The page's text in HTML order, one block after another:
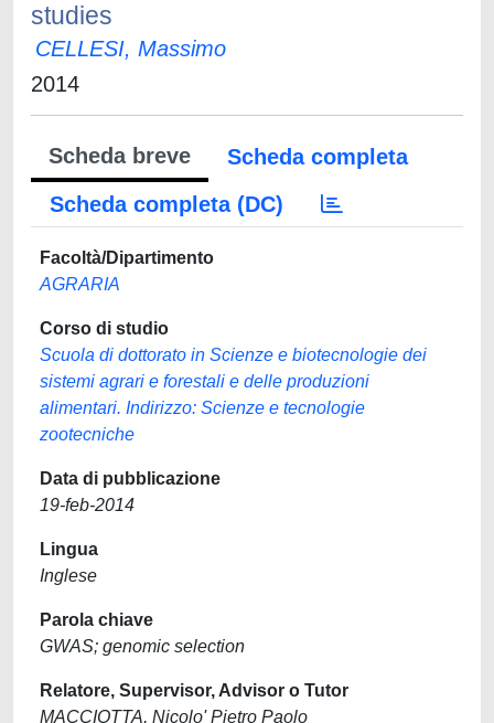
studies
CELLESI, Massimo
2014
Scheda breve
Scheda completa
Scheda completa (DC)
Facoltà/Dipartimento
AGRARIA
Corso di studio
Scuola di dottorato in Scienze e biotecnologie dei
sistemi agrari e forestali e delle produzioni
alimentari. Indirizzo: Scienze e tecnologie
zootecniche
Data di pubblicazione
19-feb-2014
Lingua
Inglese
Parola chiave
GWAS; genomic selection
Relatore, Supervisor, Advisor o Tutor
MACCIOTTA, Nicolo' Pietro Paolo